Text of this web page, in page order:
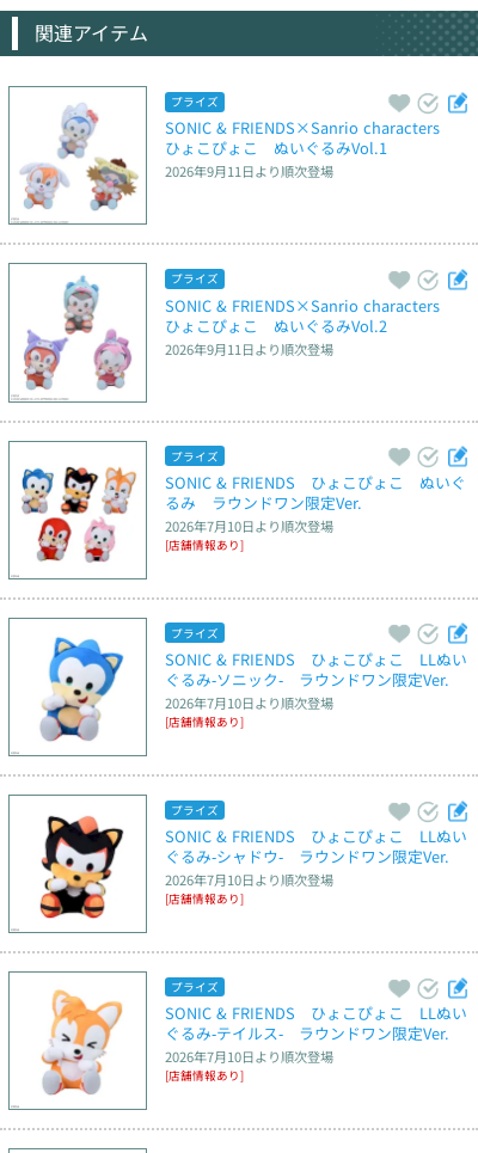
関連アイテム
プライズ
SONIC & FRIENDS×Sanrio characters
ひょこぴょこ　ぬいぐるみVol.1
2026年9月11日より順次登場
プライズ
SONIC & FRIENDS×Sanrio characters
ひょこぴょこ　ぬいぐるみVol.2
2026年9月11日より順次登場
プライズ
SONIC & FRIENDS　ひょこぴょこ　ぬいぐ
るみ　ラウンドワン限定Ver.
2026年7月10日より順次登場
[店舗情報あり]
プライズ
SONIC & FRIENDS　ひょこぴょこ　LLぬい
ぐるみ‐ソニック‐　ラウンドワン限定Ver.
2026年7月10日より順次登場
[店舗情報あり]
プライズ
SONIC & FRIENDS　ひょこぴょこ　LLぬい
ぐるみ‐シャドウ‐　ラウンドワン限定Ver.
2026年7月10日より順次登場
[店舗情報あり]
プライズ
SONIC & FRIENDS　ひょこぴょこ　LLぬい
ぐるみ‐テイルス‐　ラウンドワン限定Ver.
2026年7月10日より順次登場
[店舗情報あり]